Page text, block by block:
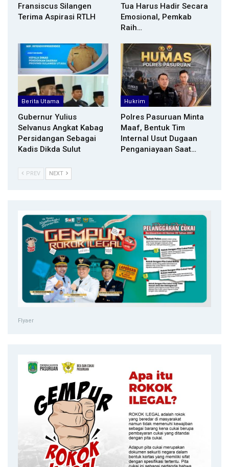
Fransiscus Silangen
Terima Aspirasi RTLH
Tua Harus Hadir Secara
Emosional, Pemkab
Raih…
Berita Utama
Gubernur Yulius
Selvanus Angkat Kabag
Persidangan Sebagai
Kadis Dikda Sulut
Hukrim
Polres Pasuruan Minta
Maaf, Bentuk Tim
Internal Usut Dugaan
Penganiayaan Saat…
PREV NEXT
Flyaer